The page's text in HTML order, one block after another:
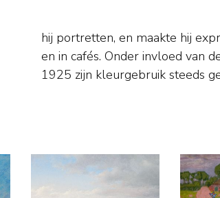
1925 zijn kleurgebruik steeds